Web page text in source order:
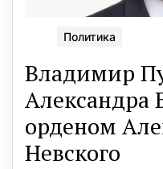
Политика
Владимир
Александра
орденом
Невского